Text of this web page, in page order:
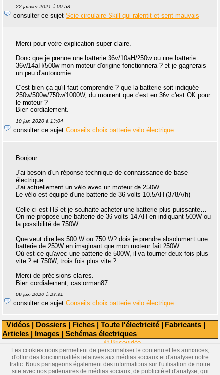
Vidéos | Dossiers | Fiches | Toute l'électricité | Fabricants |
Articles | Images | Schémas électriques
22 janvier 2021 à 00:58
consulter ce sujet Scie circulaire Skill qui ralentit et sent mauvais
Merci pour votre explication super claire.
Donc que je prenne une batterie 36v/10aH/250w ou une batterie
36v/14aH/500w mon moteur d'origine fonctionnera ? et je gagnerais
un peu d'autonomie.
C'est bien ça qu'il faut comprendre ? que la batterie soit indiquée
250w/500w/750w/1000W, du moment que c'est en 36v c'est OK pour
le moteur ?
Bien cordialement.
10 juin 2020 à 13:04
consulter ce sujet Conseils choix batterie vélo électrique.
Bonjour.
J'ai besoin d'un réponse technique de connaissance de base
électrique.
J'ai actuellement un vélo avec un moteur de 250W.
Le vélo est équipé d'une batterie de 36 volts 10.5AH (378A/h)
Celle ci est HS et je souhaite acheter une batterie plus puissante…
On me propose une batterie de 36 volts 14 AH en indiquant 500W ou
la possibilité de 750W...
Que veut dire les 500 W ou 750 W? dois je prendre absolument une
batterie de 250W en imaginant que mon moteur fait 250W.
Où est-ce qu'avec une batterie de 500W, il va tourner deux fois plus
vite ? et 750W, trois fois plus vite ?
Merci de précisions claires.
Bien cordialement, castorman87
09 juin 2020 à 23:31
consulter ce sujet Conseils choix batterie vélo électrique.
© Bricovidéo
Les cookies nous permettent de personnaliser le contenu et les annonces,
d'offrir des fonctionnalités relatives aux médias sociaux et d'analyser notre
trafic. Nous partageons également des informations sur l'utilisation de notre
site avec nos partenaires de médias sociaux, de publicité et d'analyse, qui